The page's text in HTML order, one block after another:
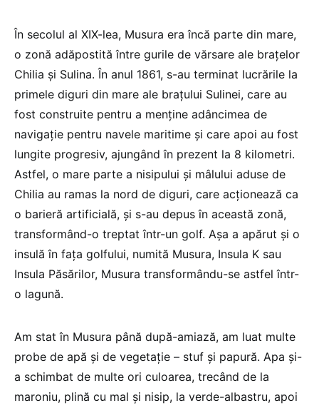
În secolul al XIX-lea, Musura era încă parte din mare,
o zonă adăpostită între gurile de vărsare ale braţelor
Chilia şi Sulina. În anul 1861, s-au terminat lucrările la
primele diguri din mare ale braţului Sulinei, care au
fost construite pentru a menţine adâncimea de
navigaţie pentru navele maritime şi care apoi au fost
lungite progresiv, ajungând în prezent la 8 kilometri.
Astfel, o mare parte a nisipului şi mâlului aduse de
Chilia au ramas la nord de diguri, care acționează ca
o barieră artificială, şi s-au depus în această zonă,
transformând-o treptat într-un golf. Așa a apărut şi o
insulă în faţa golfului, numită Musura, Insula K sau
Insula Păsărilor, Musura transformându-se astfel într-
o lagună.
Am stat în Musura până după-amiază, am luat multe
probe de apă și de vegetaţie – stuf și papură. Apa și-
a schimbat de multe ori culoarea, trecând de la
maroniu, plină cu mal şi nisip, la verde-albastru, apoi